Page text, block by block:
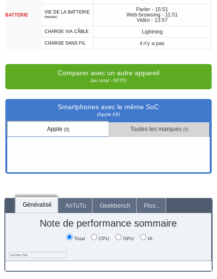
BATTERIE
VIE DE LA BATTERIE
(heures)
Parler - 15:51
Web-browsing - 11:51
Vidéo - 13:57
CHARGE VIA CÂBLE Lightning
CHARGE SANS FIL il n'y a pas
Comparer avec un autre appareil
(au total - 6070)
Smartphones avec le même SoC
(Apple A9)
Apple(5) Toutes les marques (5)
Généralisé AnTuTu Geekbench Plus...
Note de performance sommaire
Total CPU GPU IA